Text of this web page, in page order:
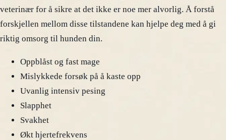
veterinær for å sikre at det ikke er noe mer alvorlig. Å forstå
forskjellen mellom disse tilstandene kan hjelpe deg med å gi
riktig omsorg til hunden din.
Oppblåst og fast mage
Mislykkede forsøk på å kaste opp
Uvanlig intensiv pesing
Slapphet
Svakhet
Økt hjertefrekvens